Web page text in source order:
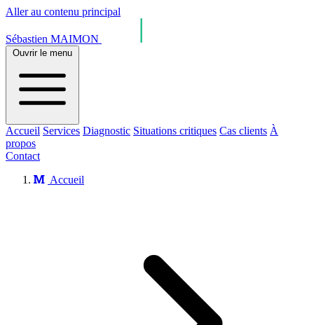
Aller au contenu principal
Sébastien MAIMON
Ouvrir le menu
Accueil Services Diagnostic Situations critiques Cas clients À
propos
Contact
Accueil